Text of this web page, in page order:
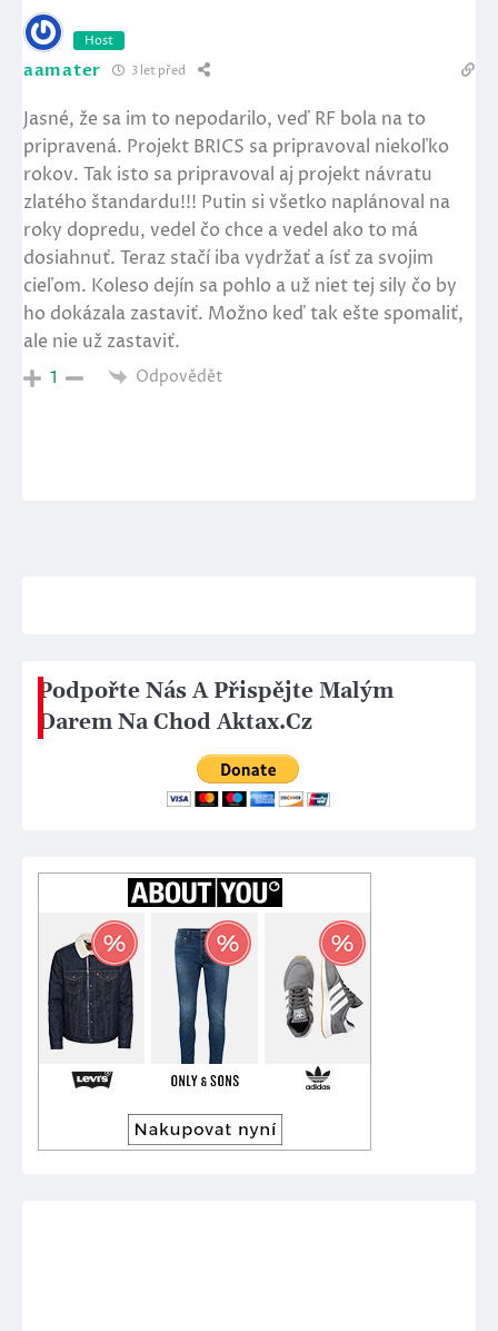
Host
aamater 3 let před
Jasné, že sa im to nepodarilo, veď RF bola na to
pripravená. Projekt BRICS sa pripravoval niekoľko
rokov. Tak isto sa pripravoval aj projekt návratu
zlatého štandardu!!! Putin si všetko naplánoval na
roky dopredu, vedel čo chce a vedel ako to má
dosiahnuť. Teraz stačí iba vydržať a ísť za svojim
cieľom. Koleso dejín sa pohlo a už niet tej sily čo by
ho dokázala zastaviť. Možno keď tak ešte spomaliť,
ale nie už zastaviť.
1 Odpovědět
Podpořte Nás A Přispějte Malým
Darem Na Chod Aktax.Cz